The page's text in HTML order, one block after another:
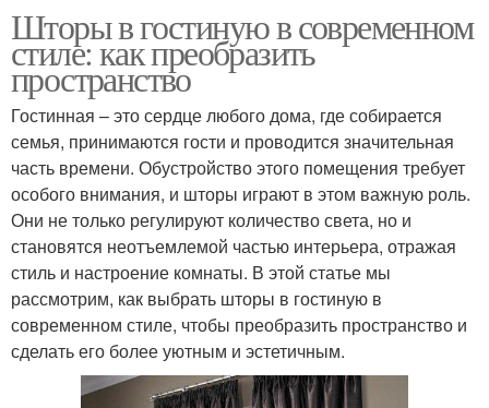
Шторы в гостиную в современном
стиле: как преобразить
пространство
Гостинная – это сердце любого дома, где собирается
семья, принимаются гости и проводится значительная
часть времени. Обустройство этого помещения требует
особого внимания, и шторы играют в этом важную роль.
Они не только регулируют количество света, но и
становятся неотъемлемой частью интерьера, отражая
стиль и настроение комнаты. В этой статье мы
рассмотрим, как выбрать шторы в гостиную в
современном стиле, чтобы преобразить пространство и
сделать его более уютным и эстетичным.